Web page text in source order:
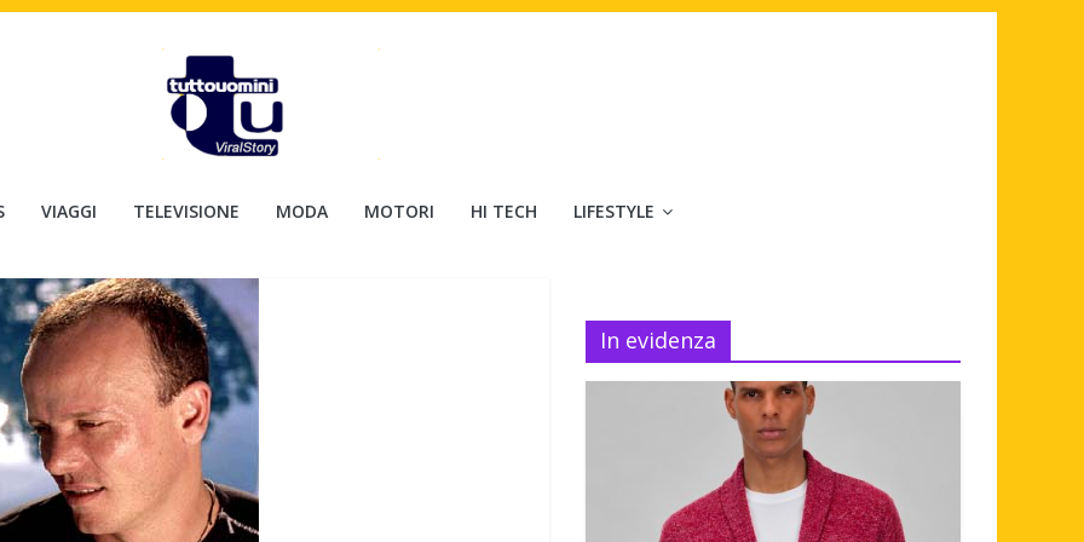
VIAGGI TELEVISIONE MODA MOTORI HI TECH LIFESTYLE
In evidenza